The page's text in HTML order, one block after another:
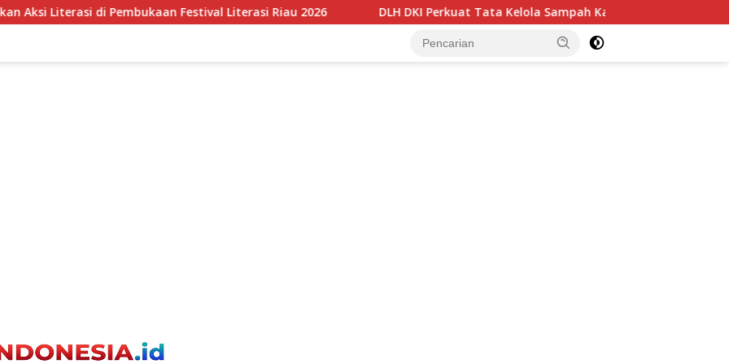
Festival Literasi Riau 2026 DLH DKI Perkuat Tata Kelola Sampah Kawasan, Pelaku Usaha Dorong Harmonisasi